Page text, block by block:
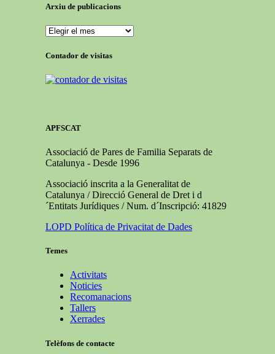
Arxiu de publicacions
Contador de visitas
APFSCAT
Associació de Pares de Familia Separats de
Catalunya - Desde 1996
Associació inscrita a la Generalitat de
Catalunya / Direcció General de Dret i d
´Entitats Jurídiques / Num. d´Inscripció: 41829
LOPD Política de Privacitat de Dades
Temes
Activitats
Noticies
Recomanacions
Tallers
Xerrades
Telèfons de contacte